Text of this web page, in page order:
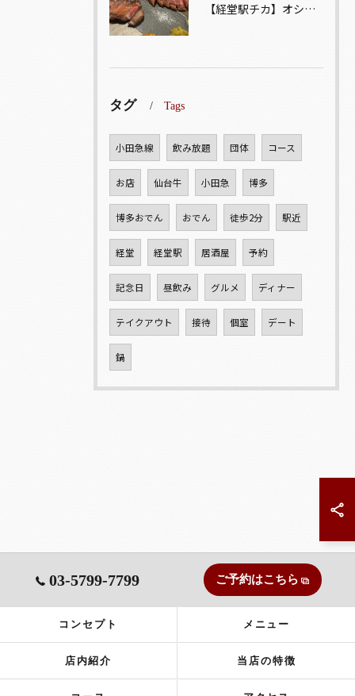
【経堂駅チカ】オシャレ居酒屋🏮自慢のお肉が楽しめる🐃お得なコ...
タグ Tags
小田急線 飲み放題 団体 コース
お店 仙台牛 小田急 博多
博多おでん おでん 徒歩2分 駅近
経堂 経堂駅 居酒屋 予約
記念日 昼飲み グルメ ディナー
テイクアウト 接待 個室 デート
鍋
03-5799-7799 ご予約はこちら
コンセプト メニュー
店内紹介 当店の特徴